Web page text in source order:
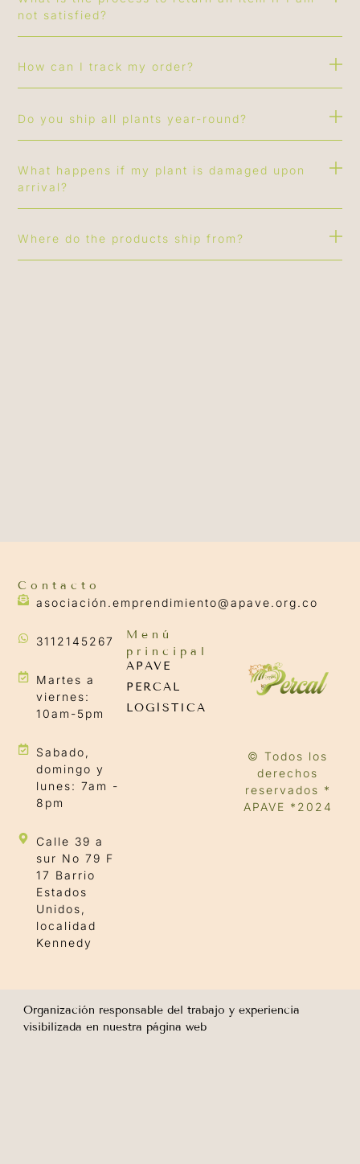
not satisfied?
How can I track my order?
Do you ship all plants year-round?
What happens if my plant is damaged upon
arrival?
Where do the products ship from?
© Todos los
derechos
reservados *
APAVE *2024
Menú
principal
APAVE
PERCAL
LOGÍSTICA
Contacto
asociación.emprendimiento@apave.org.co
3112145267
Martes a
viernes:
10am-5pm
Sabado,
domingo y
lunes: 7am -
8pm
Calle 39 a
sur No 79 F
17 Barrio
Estados
Unidos,
localidad
Kennedy
Organización responsable del trabajo y experiencia
visibilizada en nuestra página web